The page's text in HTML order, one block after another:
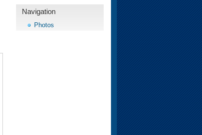
Navigation
Photos